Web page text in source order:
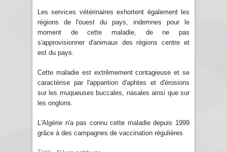
Les services vétérinaires exhortent également les
régions de l'ouest du pays, indemnes pour le
moment de cette maladie, de ne pas
s'approvisionner d'animaux des régions centre et
est du pays.
Cette maladie est extrêmement contagieuse et se
caractérise par l'apparition d'aphtes et d'érosions
sur les muqueuses buccales, nasales ainsi que sur
les onglons.
L'Algérie n'a pas connu cette maladie depuis 1999
grâce à des campagnes de vaccination régulières.